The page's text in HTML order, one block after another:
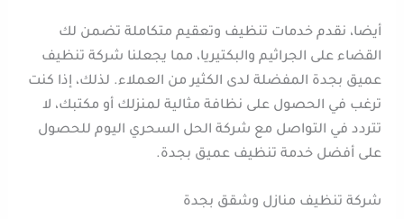
أيضا، نقدم خدمات تنظيف وتعقيم متكاملة تضمن لك
القضاء على الجراثيم والبكتيريا، مما يجعلنا شركة تنظيف
عميق بجدة المفضلة لدى الكثير من العملاء. لذلك، إذا كنت
ترغب في الحصول على نظافة مثالية لمنزلك أو مكتبك، لا
تتردد في التواصل مع شركة الحل السحري اليوم للحصول
على أفضل خدمة تنظيف عميق بجدة.
شركة تنظيف منازل وشقق بجدة